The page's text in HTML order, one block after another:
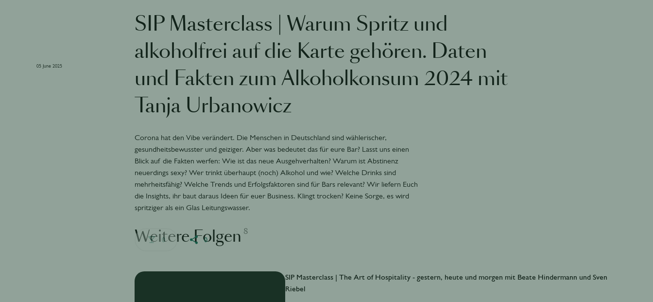
05 June 2025
SIP Masterclass | Warum Spritz und
alkoholfrei auf die Karte gehören. Daten
und Fakten zum Alkoholkonsum 2024 mit
Tanja Urbanowicz
Corona hat den Vibe verändert. Die Menschen in Deutschland sind wählerischer,
gesundheitsbewusster und geiziger. Aber was bedeutet das für eure Bar? Lasst uns einen
Blick auf die Fakten werfen: Wie ist das neue Ausgehverhalten? Warum ist Abstinenz
neuerdings sexy? Wer trinkt überhaupt (noch) Alkohol und wie? Welche Drinks sind
mehrheitsfähig? Welche Trends und Erfolgsfaktoren sind für Bars relevant? Wir liefern Euch
die Insights, ihr baut daraus Ideen für euer Business. Klingt trocken? Keine Sorge, es wird
spritziger als ein Glas Leitungswasser.
0 0
Weitere Folgen 8
SIP Masterclass | The Art of Hospitality - gestern, heute und morgen mit Beate Hindermann und Sven
Riebel